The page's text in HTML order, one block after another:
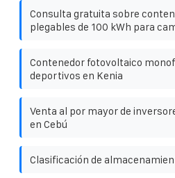
Consulta gratuita sobre
plegables de 100 kWh para
Contenedor fotovoltaico
deportivos en Kenia
Venta al por mayor de
en Cebú
Clasificación de